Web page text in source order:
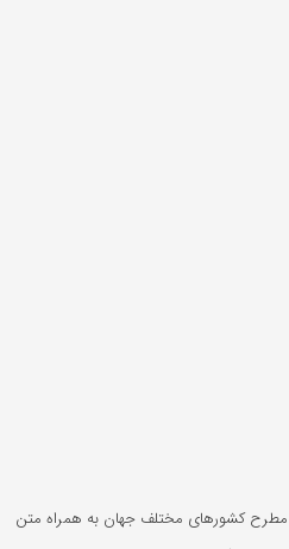
کشورهای مختلف جهان به همراه متن